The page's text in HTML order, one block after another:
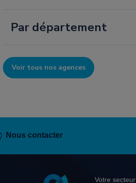
Par département
Voir tous nos agences
Nous contacter
Pied Votre secteur